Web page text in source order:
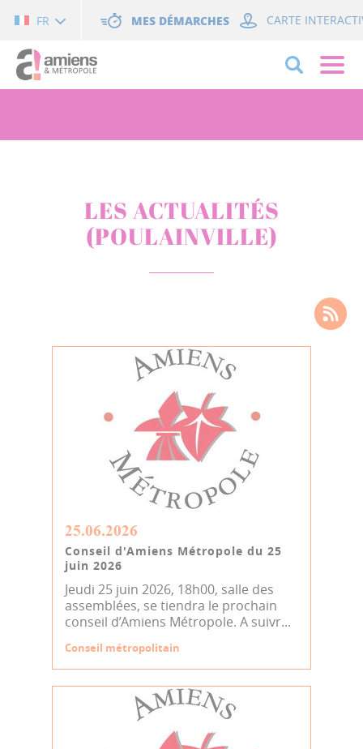
FR MES DÉMARCHES CARTE
LES ACTUALITÉS
(POULAINVILLE)
25.06.2026
Conseil d'Amiens Métropole du 25
juin 2026
Jeudi 25 juin 2026, 18h00, salle des
assemblées, se tiendra le prochain
conseil d’Amiens Métropole. A suivr...
Conseil métropolitain